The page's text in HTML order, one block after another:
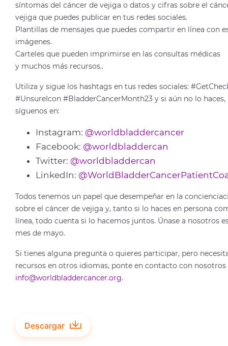
síntomas del cáncer de vejiga o datos y cifras sobre el
vejiga que puedes publicar en tus redes sociales.
Plantillas de mensajes que puedes compartir en línea con
imágenes.
Carteles que pueden imprimirse en las consultas médicas
y muchos más recursos..
Utiliza y sigue los hashtags en tus redes sociales:
#UnsureIcon #BladderCancerMonth23 y si aún no lo haces,
síguenos en:
Instagram: @worldbladdercancer
Facebook: @worldbladdercan
Twitter: @worldbladdercan
LinkedIn:
Todos tenemos un papel que desempeñar en la
sobre el cáncer de vejiga y, tanto si lo haces en persona
línea, todo cuenta si lo hacemos juntos. Únase a nosotros
mes de mayo.
Si tienes alguna pregunta o quieres participar, pero
recursos en otros idiomas, ponte en contacto con nosotros
info@worldbladdercancer.org.
Descargar